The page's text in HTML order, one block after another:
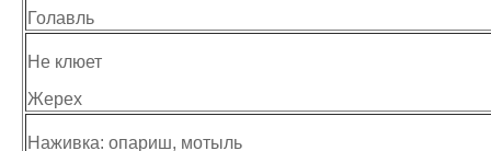
Голавль
Не клюет
Жерех
Наживка: опариш, мотыль